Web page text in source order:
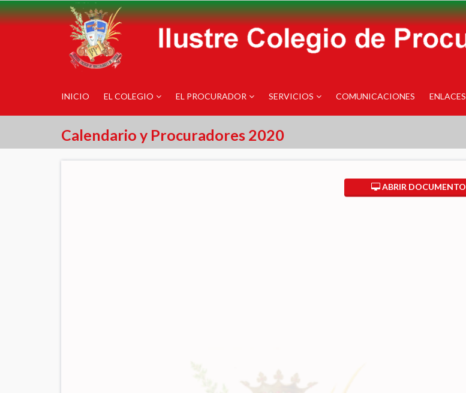
INICIO EL COLEGIO EL PROCURADOR SERVICIOS COMUNICACIONES ENLACES
Calendario y Procuradores 2020
ABRIR DOCUMENTO